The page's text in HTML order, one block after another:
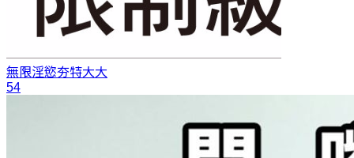
無限淫慾夯特大大
54